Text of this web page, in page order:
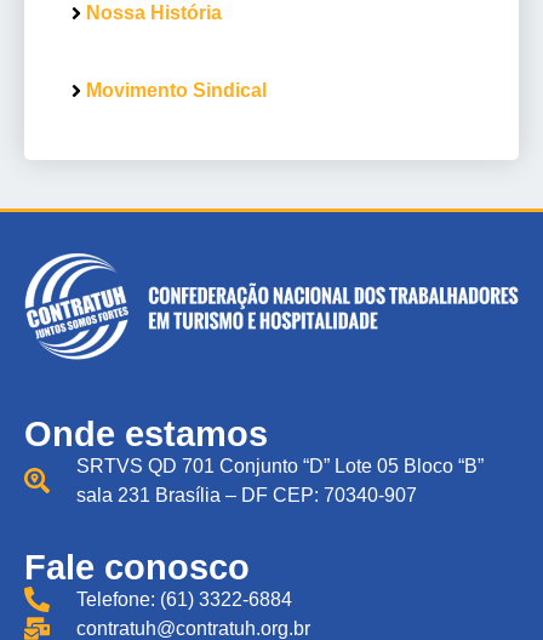
Nossa História
Movimento Sindical
Onde estamos
SRTVS QD 701 Conjunto “D” Lote 05 Bloco “B”
sala 231 Brasília – DF CEP: 70340-907
Fale conosco
Telefone: (61) 3322-6884
contratuh@contratuh.org.br